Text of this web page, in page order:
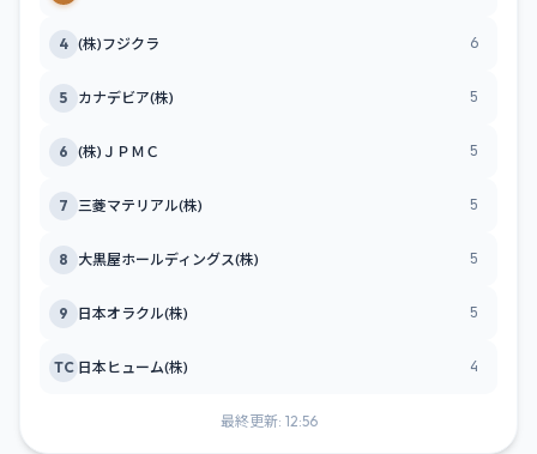
4 (株)フジクラ 6
5 カナデビア(株) 5
6 (株)ＪＰＭＣ 5
7 三菱マテリアル(株) 5
8 大黒屋ホールディングス(株) 5
9 日本オラクル(株) 5
TC 日本ヒューム(株) 4
最終更新: 12:56